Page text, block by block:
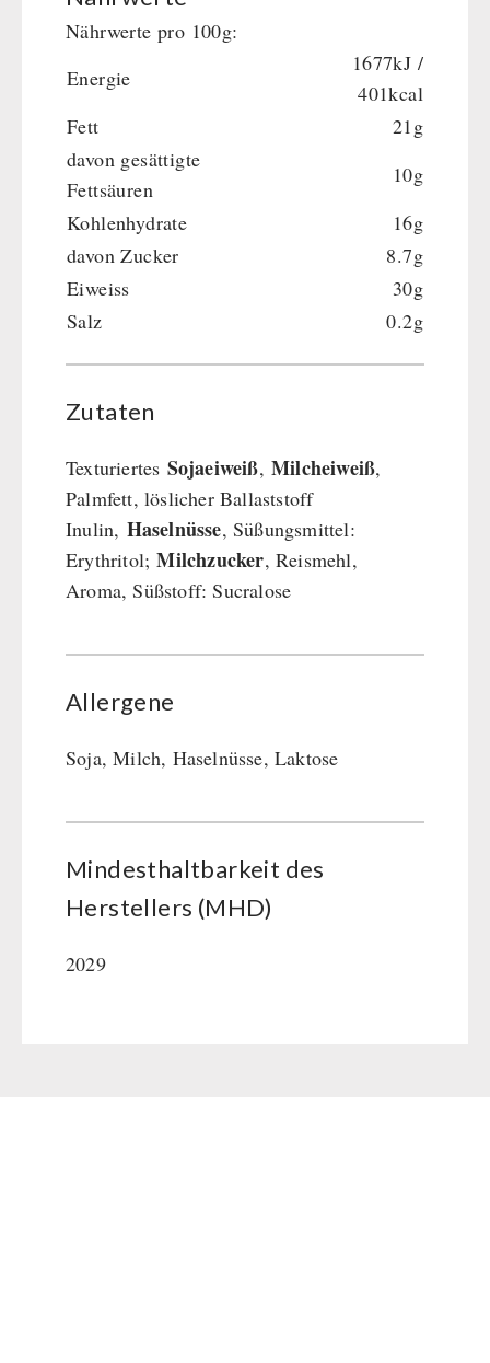
Nährwerte pro 100g:
Energie
1677kJ /
401kcal
Fett
21g
davon gesättigte
Fettsäuren
10g
Kohlenhydrate
16g
davon Zucker
8.7g
Eiweiss
30g
Salz
0.2g
Zutaten
Texturiertes Sojaeiweiß,Milcheiweiß,
Palmfett, löslicher Ballaststoff
Inulin, Haselnüsse, Süßungsmittel:
Erythritol;Milchzucker, Reismehl,
Aroma, Süßstoff: Sucralose
Allergene
Soja, Milch, Haselnüsse, Laktose
Mindesthaltbarkeit des
Herstellers (MHD)
2029